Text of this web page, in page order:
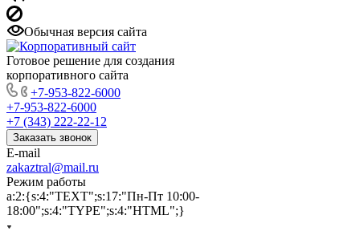
Обычная версия сайта
Готовое решение для создания
корпоративного сайта
+7-953-822-6000
+7-953-822-6000
+7 (343) 222-22-12
Заказать звонок
E-mail
zakaztral@mail.ru
Режим работы
a:2:{s:4:"TEXT";s:17:"Пн-Пт 10:00-
18:00";s:4:"TYPE";s:4:"HTML";}